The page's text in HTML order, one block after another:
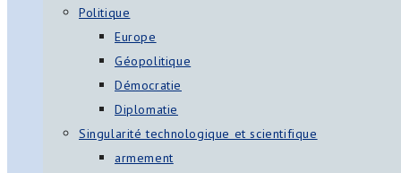
Politique
Europe
Géopolitique
Démocratie
Diplomatie
Singularité technologique et scientifique
armement